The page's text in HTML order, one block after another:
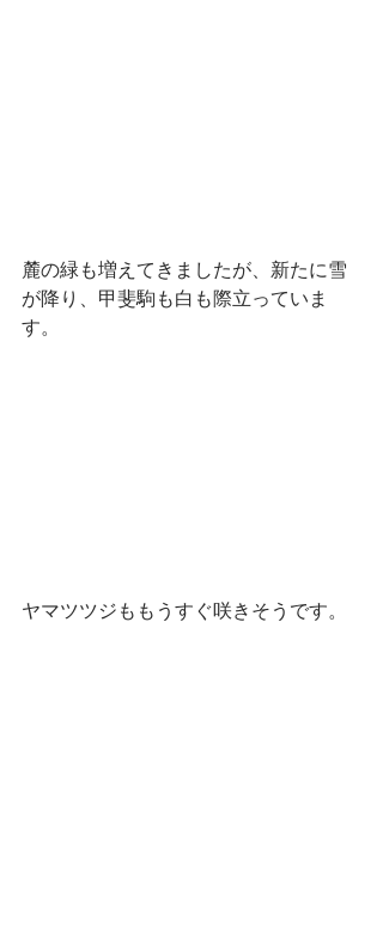
麓の緑も増えてきましたが、新たに雪
が降り、甲斐駒も白も際立っていま
す。
ヤマツツジももうすぐ咲きそうです。